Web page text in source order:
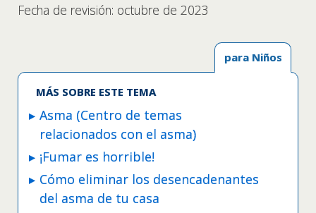
Fecha de revisión: octubre de 2023
para Niños
MÁS SOBRE ESTE TEMA
Asma (Centro de temas
relacionados con el asma)
¡Fumar es horrible!
Cómo eliminar los desencadenantes
del asma de tu casa